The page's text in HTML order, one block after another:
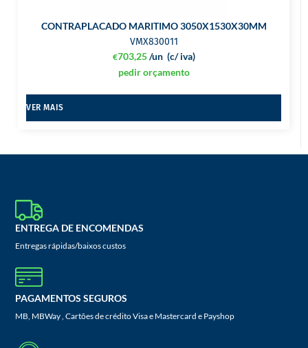
CONTRAPLACADO MARITIMO 3050X1530X30MM
VMX830011
€703,25 (c/ iva)
/un
pedir orçamento
VER MAIS
ENTREGA DE ENCOMENDAS
Entregas rápidas/baixos custos
PAGAMENTOS SEGUROS
MB, MBWay , Cartões de crédito Visa e Mastercard e Payshop